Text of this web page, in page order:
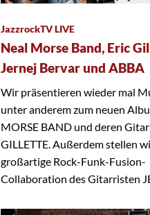
JazzrockTV LIVE
Neal Morse Band, Eric
Jernej Bervar und ABBA
Wir präsentieren wieder mal
unter anderem zum neuen
MORSE BAND und deren
GILLETTE. Außerdem stellen
großartige Rock-Funk-Fusion-
Collaboration des Gitarristen